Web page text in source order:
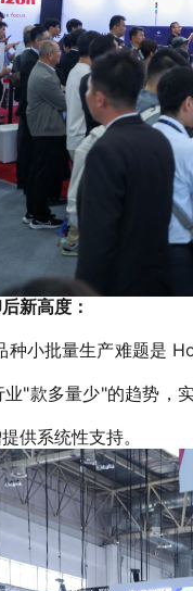
新高度：
种小批量生产难题是
"款多量少"的趋势，
供系统性支持。